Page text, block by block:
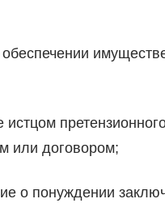
или договором;
о понуждении